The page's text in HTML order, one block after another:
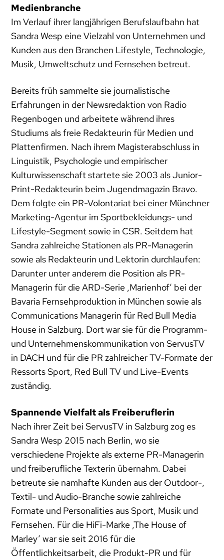
Medienbranche
Im Verlauf ihrer langjährigen Berufslaufbahn hat
Sandra Wesp eine Vielzahl von Unternehmen und
Kunden aus den Branchen Lifestyle, Technologie,
Musik, Umweltschutz und Fernsehen betreut.
Bereits früh sammelte sie journalistische
Erfahrungen in der Newsredaktion von Radio
Regenbogen und arbeitete während ihres
Studiums als freie Redakteurin für Medien und
Plattenfirmen. Nach ihrem Magisterabschluss in
Linguistik, Psychologie und empirischer
Kulturwissenschaft startete sie 2003 als Junior-
Print-Redakteurin beim Jugendmagazin Bravo.
Dem folgte ein PR-Volontariat bei einer Münchner
Marketing-Agentur im Sportbekleidungs- und
Lifestyle-Segment sowie in CSR. Seitdem hat
Sandra zahlreiche Stationen als PR-Managerin
sowie als Redakteurin und Lektorin durchlaufen:
Darunter unter anderem die Position als PR-
Managerin für die ARD-Serie ‚Marienhof‘ bei der
Bavaria Fernsehproduktion in München sowie als
Communications Managerin für Red Bull Media
House in Salzburg. Dort war sie für die Programm-
und Unternehmenskommunikation von ServusTV
in DACH und für die PR zahlreicher TV-Formate der
Ressorts Sport, Red Bull TV und Live-Events
zuständig.
Spannende Vielfalt als Freiberuflerin
Nach ihrer Zeit bei ServusTV in Salzburg zog es
Sandra Wesp 2015 nach Berlin, wo sie
verschiedene Projekte als externe PR-Managerin
und freiberufliche Texterin übernahm. Dabei
betreute sie namhafte Kunden aus der Outdoor-,
Textil- und Audio-Branche sowie zahlreiche
Formate und Personalities aus Sport, Musik und
Fernsehen. Für die HiFi-Marke ‚The House of
Marley‘ war sie seit 2016 für die
Öffentlichkeitsarbeit, die Produkt-PR und für